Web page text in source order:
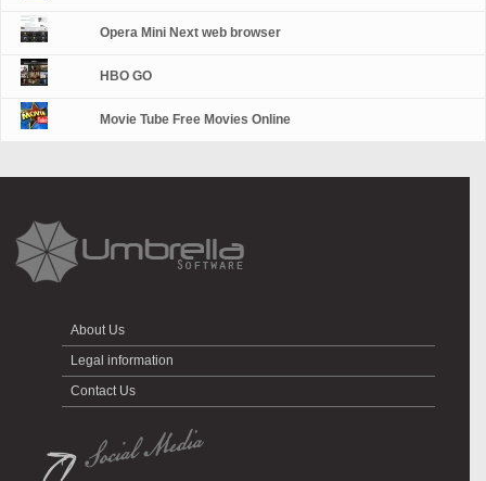
Opera Mini Next web browser
HBO GO
Movie Tube Free Movies Online
About Us
Legal information
Contact Us